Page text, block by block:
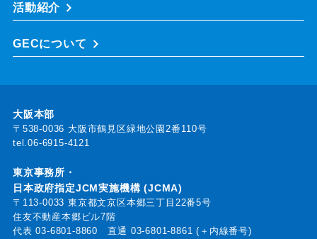
活動紹介
GECについて
大阪本部
〒538-0036 大阪市鶴見区緑地公園2番110号
tel.06-6915-4121
東京事務所・
日本政府指定JCM実施機構 (JCMA)
〒113-0033 東京都文京区本郷三丁目22番5号
住友不動産本郷ビル7階
代表03-6801-8860 直通 03-6801-8861 (＋内線番号)